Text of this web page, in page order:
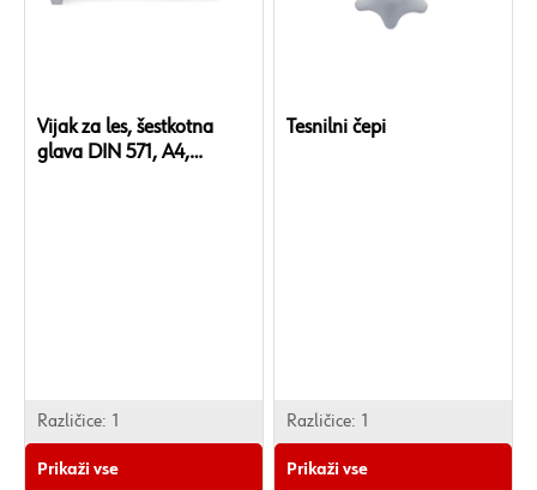
Vijak za les, šestkotna
glava DIN 571, A4,
Različice: 1
Prikaži vse
Tesnilni čepi
Različice: 1
Prikaži vse